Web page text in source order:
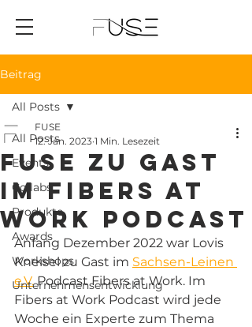
Beitrag
All Posts
Events
Collabs
Produkte
Awards
Workshops
Unternehmensentwicklung
All Posts
FUSE zu Gast
im Fibers at
Work Podcast
FUSE
12. Jan. 2023 1 Min. Lesezeit
Anfang Dezember 2022 war Lovis
Kneisel zu Gast im Sachsen-Leinen
e.V. Podcast Fibers at Work. Im
Fibers at Work Podcast wird jede
Woche ein Experte zum Thema